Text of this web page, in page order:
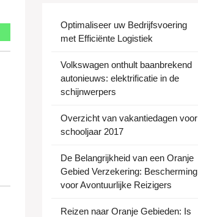
Optimaliseer uw Bedrijfsvoering
met Efficiënte Logistiek
Volkswagen onthult baanbrekend
autonieuws: elektrificatie in de
schijnwerpers
Overzicht van vakantiedagen voor
schooljaar 2017
De Belangrijkheid van een Oranje
Gebied Verzekering: Bescherming
voor Avontuurlijke Reizigers
Reizen naar Oranje Gebieden: Is